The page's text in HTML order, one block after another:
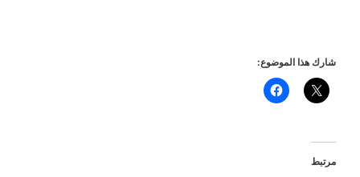
شارك هذا الموضوع:
مرتبط